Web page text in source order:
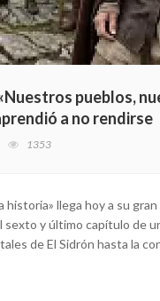
pueblos,
a no rendirse
1353
llega hoy a su
y último capítulo de
de El Sidrón hasta la